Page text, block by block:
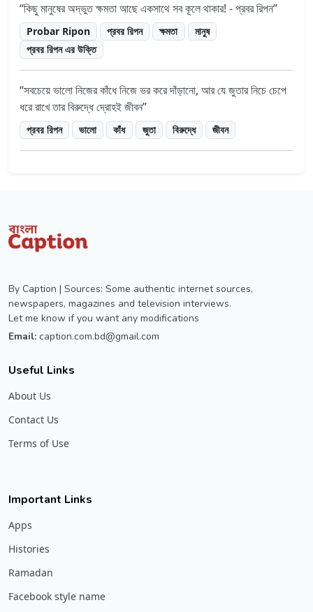
কিছু মানুষের অদ্ভুত ক্ষমতা আছে একসাথে সব কূলে থাকার! - প্রবর রিপন
Probar Ripon প্রবর রিপন ক্ষমতা
মানুষ
প্রবর রিপন এর উক্তি
সবচেয়ে ভালো নিজের কাঁধে নিজে ভর করে দাঁড়ানো, আর যে জুতার নিচে চেপে
ধরে রাখে তার বিরুদ্ধে দ্রোহই জীবন
প্রবর রিপন ভালো কাঁধ জুতা বিরুদ্ধে জীবন
By Caption | Sources: Some authentic internet sources,
newspapers, magazines and television interviews.
Let me know if you want any modifications
Email: caption.com.bd@gmail.com
Useful Links
About Us
Contact Us
Terms of Use
Important Links
Apps
Histories
Ramadan
Facebook style name